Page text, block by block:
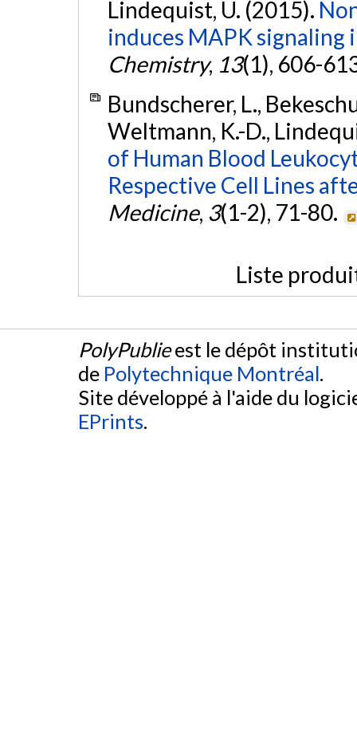
Lindequist, U. (2015).
induces MAPK signaling
Chemistry, 13(1), 606-
Bundscherer, L.,
Weltmann, K.-D.,
of Human Blood
Respective Cell Lines
Medicine, 3(1-2), 71-80.
Liste
PolyPublieest le dépôt
de Polytechnique Montréal.
Site développé à l'aide du
EPrints.